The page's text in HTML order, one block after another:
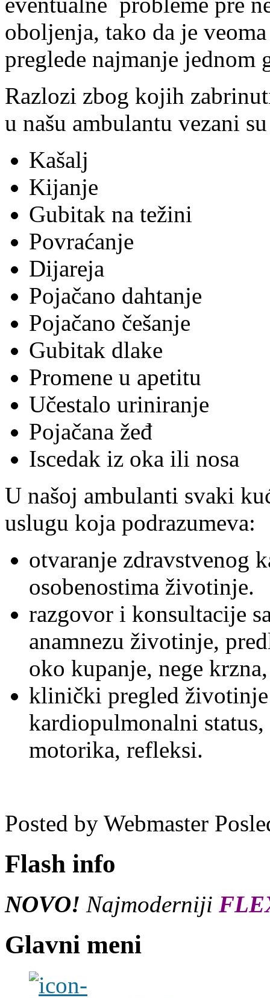
oboljenja, tako da je
preglede najmanje jednom
Razlozi zbog kojih
u našu ambulantu vezani
Kašalj
Kijanje
Gubitak na težini
Povraćanje
Dijareja
Pojačano dahtanje
Pojačano češanje
Gubitak dlake
Promene u apetitu
Učestalo uriniranje
Pojačana žeđ
Iscedak iz oka ili nosa
U našoj ambulanti svaki
uslugu koja podrazumeva:
otvaranje zdravstvenog
osobenostima životinje.
razgovor i konsultacije
anamnezu životinje,
oko kupanje, nege
klinički pregled
kardiopulmonalni
motorika, refleksi.
Posted by Webmaster
Flash info
NOVO! Najmoderniji
Glavni meni